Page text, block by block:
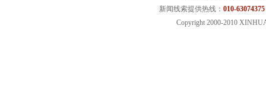
新闻线索提供热线： 010-
Copyright 2000-2010